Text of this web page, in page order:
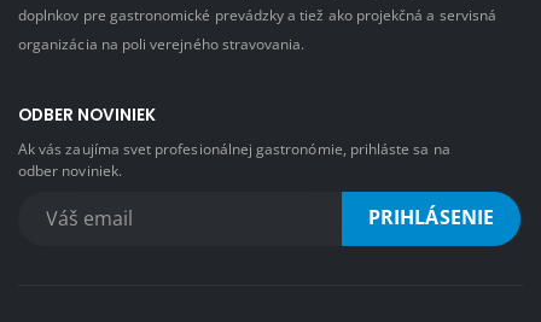
doplnkov pre gastronomické prevádzky a tiež ako projekčná a servisná
organizácia na poli verejného stravovania.
ODBER NOVINIEK
Ak vás zaujíma svet profesionálnej gastronómie, prihláste sa na
odber noviniek.